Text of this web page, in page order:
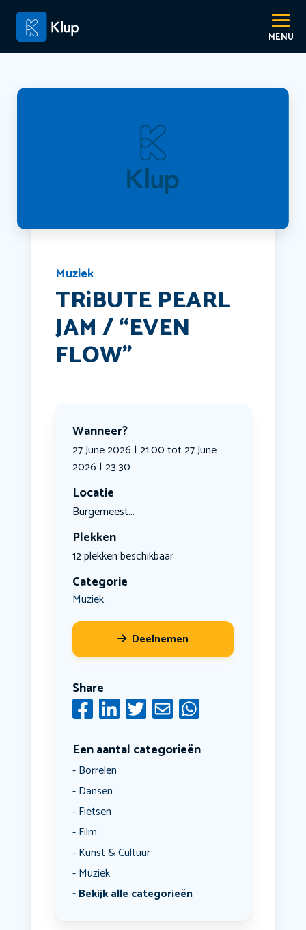
Muziek
TRiBUTE PEARL
JAM / “EVEN
FLOW”
Wanneer?
27 June 2026 | 21:00 tot 27 June
2026 | 23:30
Locatie
Burgemeest...
Plekken
12 plekken beschikbaar
Categorie
Muziek
Deelnemen
Share
Een aantal categorieën
Borrelen
Dansen
Fietsen
Film
Kunst & Cultuur
Muziek
Bekijk alle categorieën